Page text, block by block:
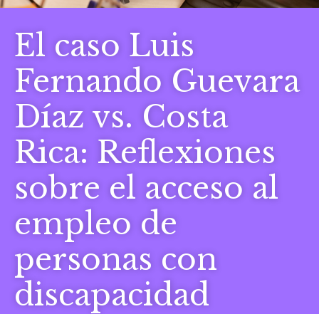
El caso Luis
Fernando Guevara
Díaz vs. Costa
Rica: Reflexiones
sobre el acceso al
empleo de
personas con
discapacidad